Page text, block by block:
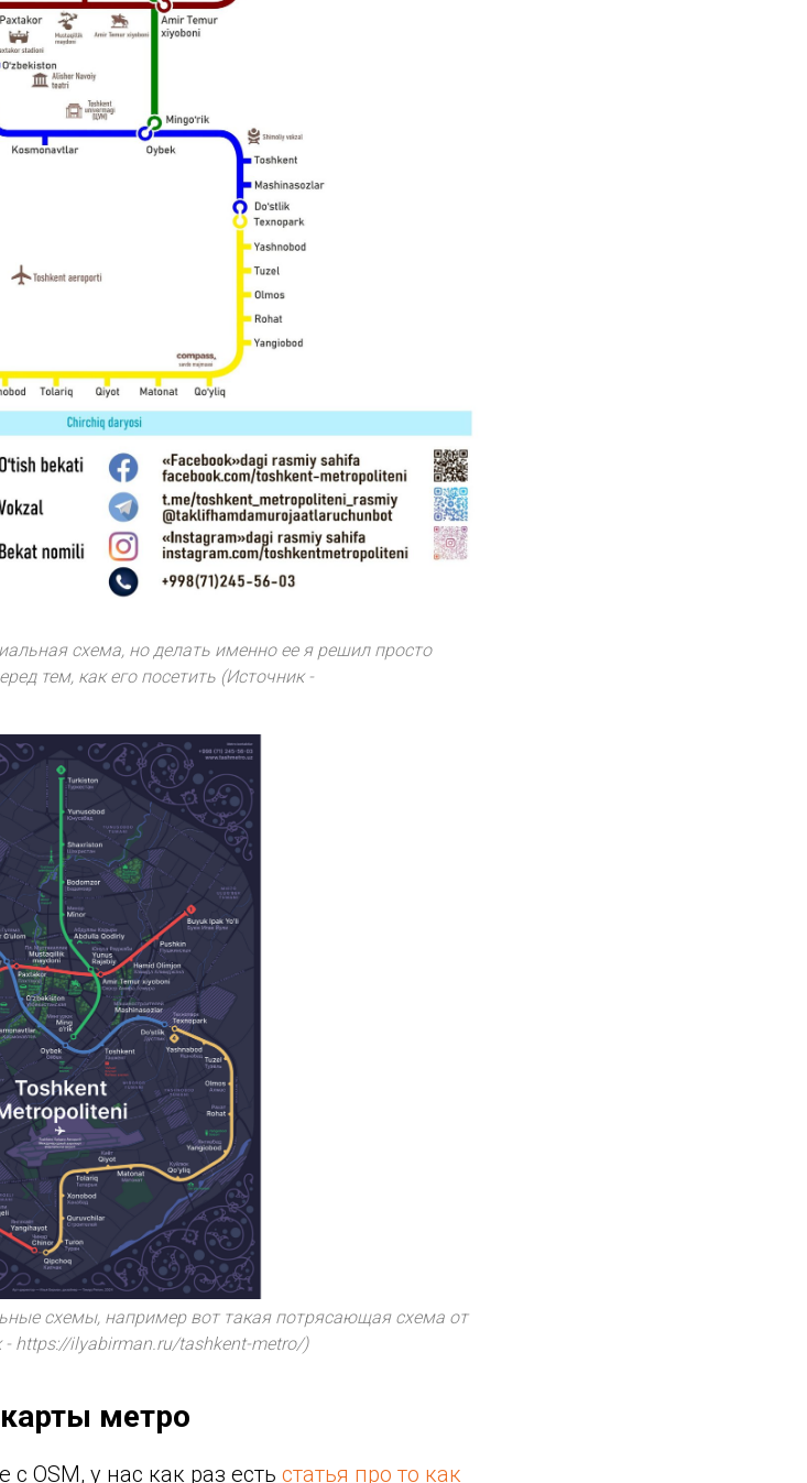
схема, но делать именно ее я решил просто
тем, как его посетить (Источник -
схемы, например вот такая потрясающая схема от
https://ilyabirman.ru/tashkent-metro/)
метро
OSM, у нас как раз есть статья про то как